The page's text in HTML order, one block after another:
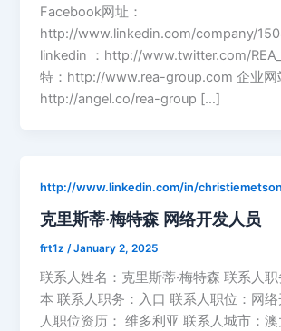
Facebook网址：
http://www.linkedin.com/company/
linkedin ：http://www.twitter.com/
特：http://www.rea-group.com 企业网
http://angel.co/rea-group […]
http://www.linkedin.com/in/christiemetson
克里斯蒂·梅特森 网络开发人员
frt1z /January 2, 2025
联系人姓名：克里斯蒂·梅特森 联系人
本 联系人职务：入口 联系人职位：网
人职位资历： 维多利亚 联系人城市：